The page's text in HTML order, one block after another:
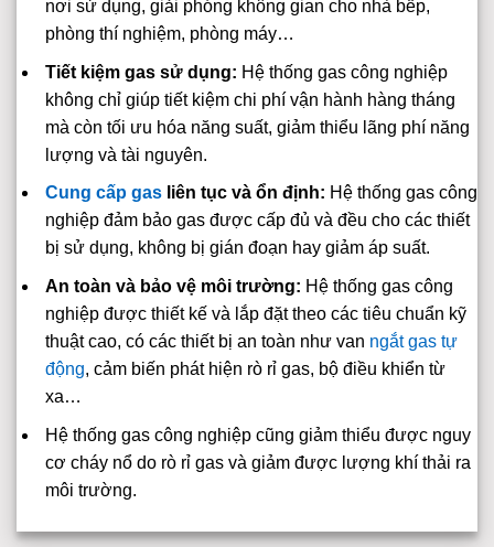
nơi sử dụng, giải phóng không gian cho nhà bếp,
phòng thí nghiệm, phòng máy…
Tiết kiệm gas sử dụng: Hệ thống gas công nghiệp
không chỉ giúp tiết kiệm chi phí vận hành hàng tháng
mà còn tối ưu hóa năng suất, giảm thiểu lãng phí năng
lượng và tài nguyên.
Cung cấp gasliên tục và ổn định: Hệ thống gas công
nghiệp đảm bảo gas được cấp đủ và đều cho các thiết
bị sử dụng, không bị gián đoạn hay giảm áp suất.
An toàn và bảo vệ môi trường: Hệ thống gas công
nghiệp được thiết kế và lắp đặt theo các tiêu chuẩn kỹ
thuật cao, có các thiết bị an toàn như van ngắt gas tự
động, cảm biến phát hiện rò rỉ gas, bộ điều khiển từ
xa…
Hệ thống gas công nghiệp cũng giảm thiểu được nguy
cơ cháy nổ do rò rỉ gas và giảm được lượng khí thải ra
môi trường.